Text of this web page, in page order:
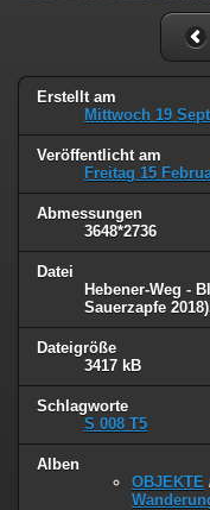
Erstellt am
Mittwoch 19
Veröffentlicht am
Freitag 15
Abmessungen
3648*2736
Datei
Hebener-Weg -
Sauerzapfe
Dateigröße
3417 kB
Schlagworte
S 008 T5
Alben
OBJEKTE